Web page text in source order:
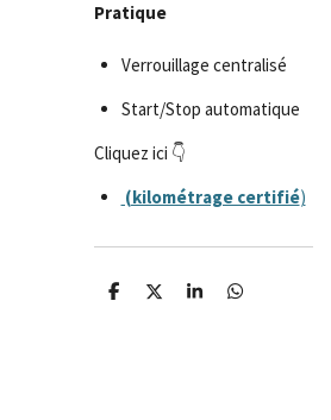
Pratique
Verrouillage centralisé
Start/Stop automatique
Cliquez ici 👇
(kilométrage certifié)
P
P
P
P